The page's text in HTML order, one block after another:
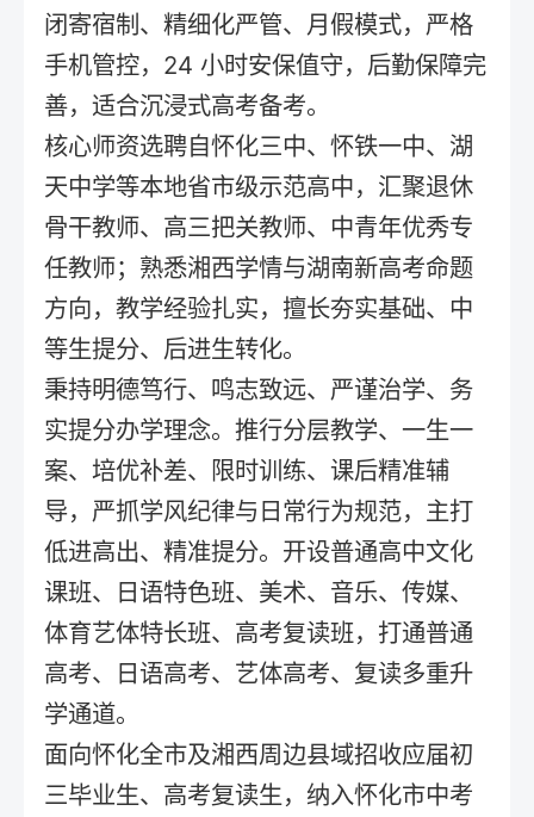
闭寄宿制、精细化严管、月假模式，严格
手机管控，24 小时安保值守，后勤保障完
善，适合沉浸式高考备考。
核心师资选聘自怀化三中、怀铁一中、湖
天中学等本地省市级示范高中，汇聚退休
骨干教师、高三把关教师、中青年优秀专
任教师；熟悉湘西学情与湖南新高考命题
方向，教学经验扎实，擅长夯实基础、中
等生提分、后进生转化。
秉持明德笃行、鸣志致远、严谨治学、务
实提分办学理念。推行分层教学、一生一
案、培优补差、限时训练、课后精准辅
导，严抓学风纪律与日常行为规范，主打
低进高出、精准提分。开设普通高中文化
课班、日语特色班、美术、音乐、传媒、
体育艺体特长班、高考复读班，打通普通
高考、日语高考、艺体高考、复读多重升
学通道。
面向怀化全市及湘西周边县域招收应届初
三毕业生、高考复读生，纳入怀化市中考